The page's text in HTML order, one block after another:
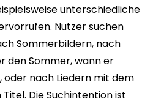
unterschiedliche
Nutzer suchen
Sommerbildern, nach
den Sommer, wann er
oder nach Liedern mit dem
Die Suchintention ist